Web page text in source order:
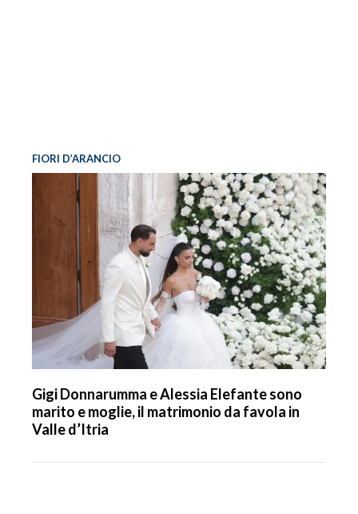
FIORI D’ARANCIO
Gigi Donnarumma e Alessia Elefante sono
marito e moglie, il matrimonio da favola in
Valle d’Itria